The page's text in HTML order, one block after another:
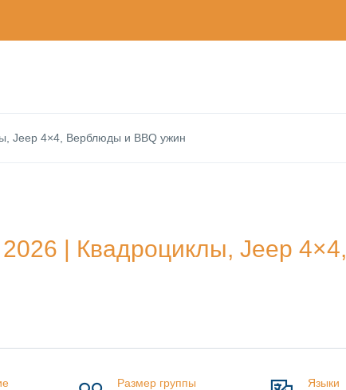
Jeep 4×4, Верблюды и BBQ ужин
| Квадроциклы, Jeep 4×4,
Размер группы
Языки